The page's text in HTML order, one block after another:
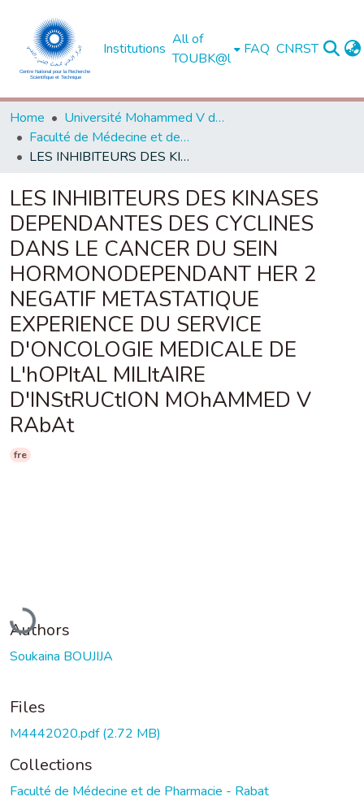
Institutions
All of
TOUBK@l
FAQ CNRST
Home
Université Mohammed V de Rabat
Faculté de Médecine et de Pharmacie - Rabat
LES INHIBITEURS DES KINASES DEPENDANTES DES CYCLINES DANS LE CANCER DU SEIN HORMONODEPENDANT HER 2 NEGATIF METASTATIQUE EXPERIENCE DU SERVICE D'ONCOLOGIE MEDICALE DE L'hOPItAL MILItAIRE D'INStRUCtION MOhAMMED V RAbAt
LES INHIBITEURS DES KINASES
DEPENDANTES DES CYCLINES
DANS LE CANCER DU SEIN
HORMONODEPENDANT HER 2
NEGATIF METASTATIQUE
EXPERIENCE DU SERVICE
D'ONCOLOGIE MEDICALE DE
L'hOPItAL MILItAIRE
D'INStRUCtION MOhAMMED V
RAbAt
fre
Loading...
Authors
Soukaina BOUJIJA
Files
M4442020.pdf(2.72 MB)
Collections
Faculté de Médecine et de Pharmacie - Rabat